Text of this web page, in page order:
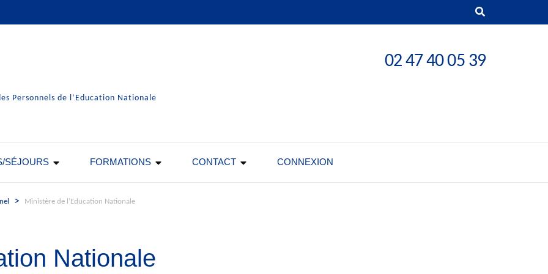
Personnels de l’Education Nationale
02 47 40 05 39
SÉJOURS FORMATIONS CONTACT CONNEXION
> Ministère de l’Education Nationale
Nationale